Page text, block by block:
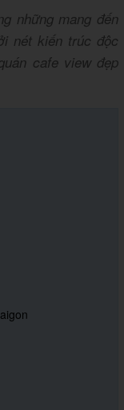
những mang đến
nét kiến trúc độc
cafe view đẹp